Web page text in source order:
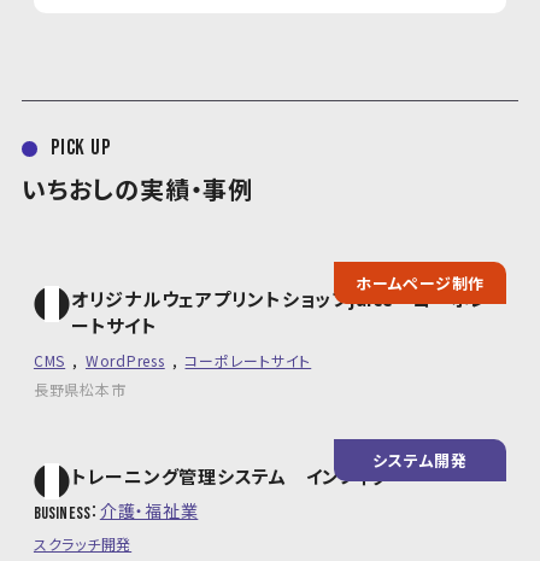
pick up
いちおしの実績・事例
ホームページ制作
オリジナルウェアプリントショップjuice コーポレ
ートサイト
CMS WordPress
コーポレートサイト
長野県松本市
システム開発
トレーニング管理システム インフィグ
business 介護・福祉業
スクラッチ開発